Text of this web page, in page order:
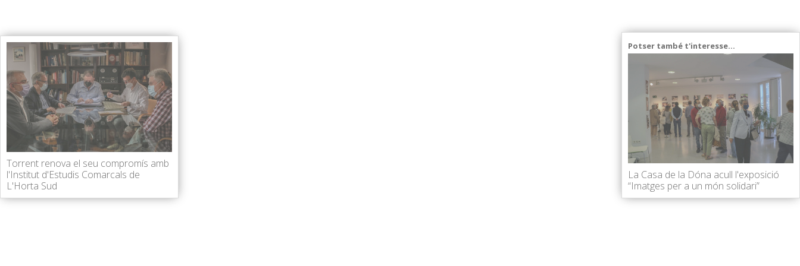
Torrent renova el seu compromís amb
l'Institut d'Estudis Comarcals de
L'Horta Sud
Potser també t'interesse...
La Casa de la Dóna acull l'exposició
“Imatges per a un món solidari”